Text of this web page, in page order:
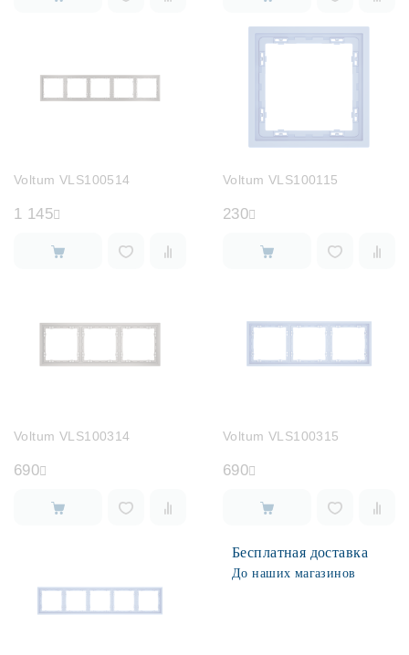
Voltum VLS100514
1 145
Voltum VLS100115
230
Voltum VLS100314
690
Voltum VLS100315
690
Бесплатная доставка
До наших магазинов